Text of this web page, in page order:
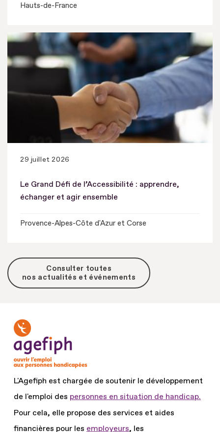
Hauts-de-France
29 juillet 2026
Le Grand Défi de l’Accessibilité : apprendre,
échanger et agir ensemble
Provence-Alpes-Côte d'Azur et Corse
Consulter toutes
nos actualités et événements
L'Agefiph est chargée de soutenir le développement
de l'emploi des personnes en situation de handicap.
Pour cela, elle propose des services et aides
financières pour les employeurs, les